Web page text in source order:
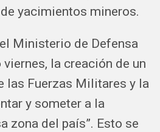
yacimientos mineros.
Ministerio de Defensa
la creación de un
las Fuerzas Militares y la
y someter a la
zona del país”. Esto se